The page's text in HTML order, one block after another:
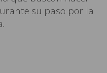
su paso por la